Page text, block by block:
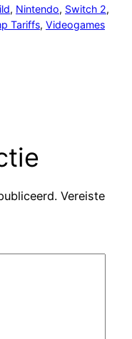
, Nintendo, Switch 2
Tariffs, Videogames
Vereiste